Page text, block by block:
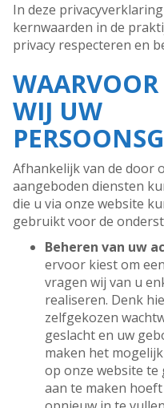
In deze
kernwaarden in de
privacy respecteren en
WIJ UW
Afhankelijk van de door
aangeboden diensten
die u via onze website
gebruikt voor de
Beheren van uw
ervoor kiest om
vragen wij van u
realiseren. Denk
zelfgekozen
geslacht en uw
maken het
op onze website te
aan te maken